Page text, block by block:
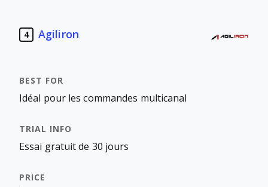
4 Agiliron
Idéal pour les commandes multicanal
Essai gratuit de 30 jours